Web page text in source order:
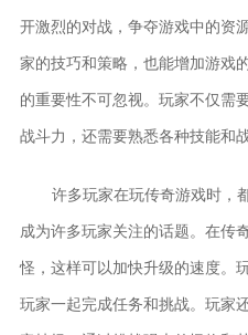
开激烈的对战，争夺游戏中的资
家的技巧和策略，也能增加游戏
的重要性不可忽视。玩家不仅需
战斗力，还需要熟悉各种技能和
许多玩家在玩传奇游戏时，
成为许多玩家关注的话题。在传
怪，这样可以加快升级的速度。
玩家一起完成任务和挑战。玩家